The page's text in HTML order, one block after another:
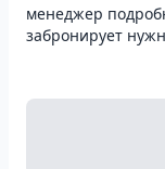
менеджер
забронирует